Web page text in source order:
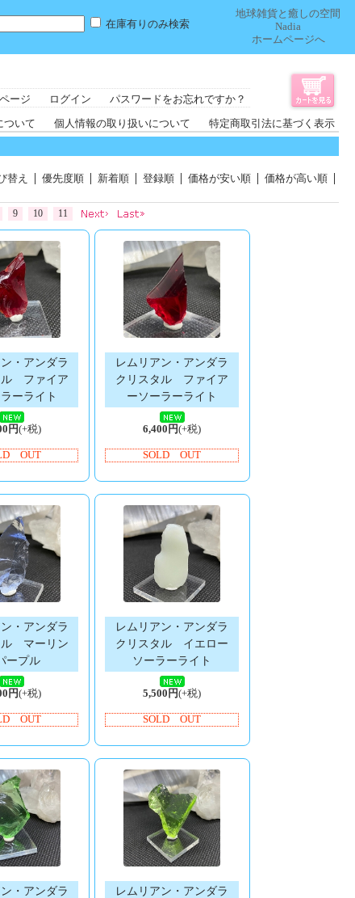
在庫有りのみ検索
地球雑貨と癒しの空間
Nadia
ホームページへ
ージ
ログイン パスワードをお忘れですか？
ついて 個人情報の取り扱いについて 特定商取引法に基づく表示
替え 優先度順 新着順 登録順 価格が安い順 価格が高い順
9 10 11
・アンダラ
ル ファイア
ーライト
円(+税)
OUT
レムリアン・アンダラ
クリスタル ファイア
ーソーラーライト
6,400円(+税)
SOLD OUT
・アンダラ
ル マーリン
ープル
円(+税)
OUT
レムリアン・アンダラ
クリスタル イエロー
ソーラーライト
5,500円(+税)
SOLD OUT
・アンダラ
レムリアン・アンダラ